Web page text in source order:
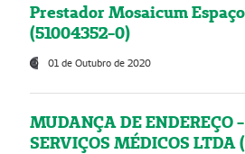
Prestador Mosaicum
(51004352-0)
01 de Outubro de 2020
MUDANÇA DE ENDEREÇO
SERVIÇOS MÉDICOS